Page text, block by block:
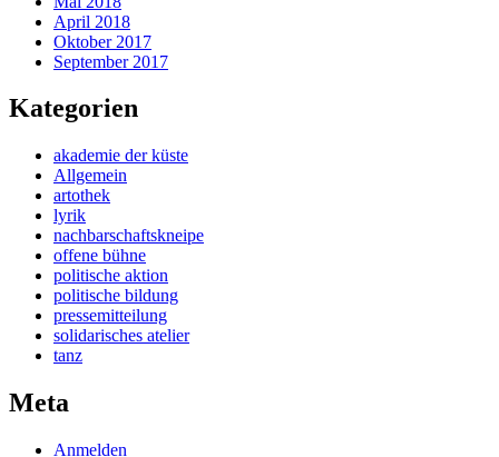
April 2018
Oktober 2017
September 2017
Kategorien
akademie der küste
Allgemein
artothek
lyrik
nachbarschaftskneipe
offene bühne
politische aktion
politische bildung
pressemitteilung
solidarisches atelier
tanz
Meta
Anmelden